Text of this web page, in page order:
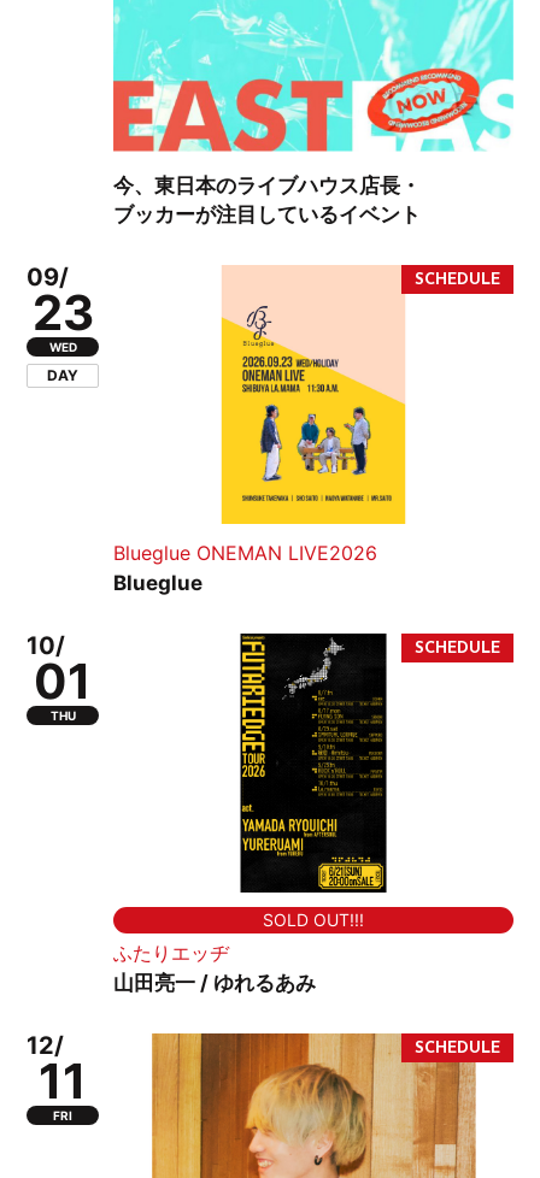
今、東日本のライブハウス店長・
ブッカーが注目しているイベント
09/
23
WED
DAY
Blueglue ONEMAN LIVE2026
Blueglue
10/
01
THU
SOLD OUT!!!
ふたりエッヂ
山田亮一 / ゆれるあみ
12/
11
FRI